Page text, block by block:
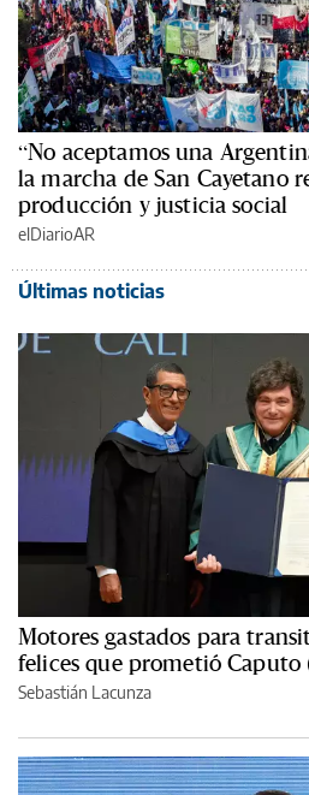
“No aceptamos una
la marcha de San Cayetano
producción y justicia social
elDiarioAR
Últimas noticias
Motores gastados para
felices que prometió Caputo
Sebastián Lacunza